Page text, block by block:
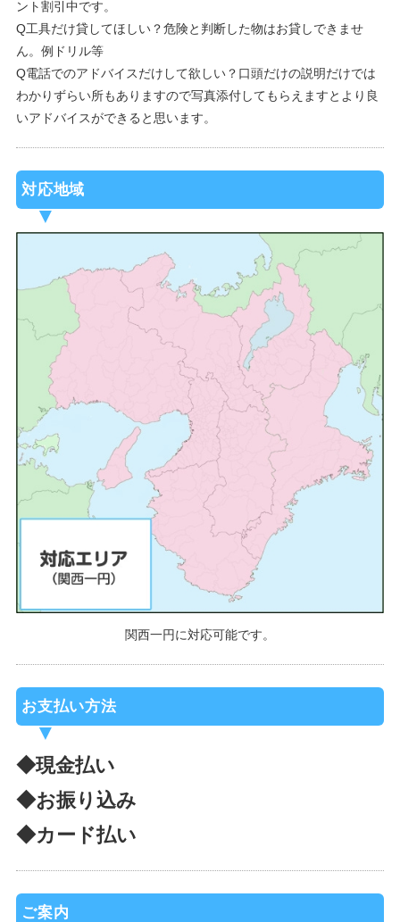
ント割引中です。
Q工具だけ貸してほしい？危険と判断した物はお貸しできませ
ん。例ドリル等
Q電話でのアドバイスだけして欲しい？口頭だけの説明だけでは
わかりずらい所もありますので写真添付してもらえますとより良
いアドバイスができると思います。
対応地域
関西一円に対応可能です。
お支払い方法
◆現金払い
◆お振り込み
◆カード払い
ご案内